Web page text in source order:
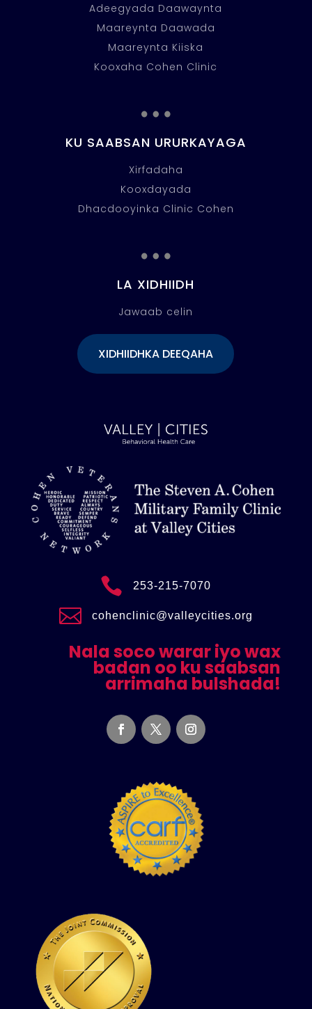
Adeegyada Daawaynta
Maareynta Daawada
Maareynta Kiiska
Kooxaha Cohen Clinic
…
KU SAABSAN URURKAYAGA
Xirfadaha
Kooxdayada
Dhacdooyinka Clinic Cohen
…
LA XIDHIIDH
Jawaab celin
XIDHIIDHKA DEEQAHA
 253-215-7070
 cohenclinic@valleycities.org
Nala soco warar iyo wax
badan oo ku saabsan
arrimaha bulshada!